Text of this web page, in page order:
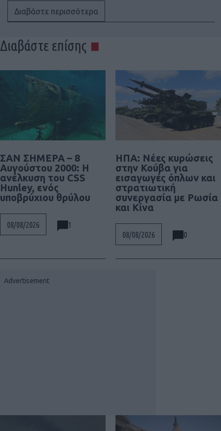
Διαβάστε περισσότερα
Διαβάστε επίσης
ΣΑΝ ΣΗΜΕΡΑ – 8
Αυγούστου 2000: Η
ανέλκυση του CSS
Hunley, ενός
υποβρύχιου θρύλου
08/08/2026 1
ΗΠΑ: Νέες κυρώσεις
στην Κούβα για
εισαγωγές όπλων και
στρατιωτική
συνεργασία με Ρωσία
και Κίνα
08/08/2026 0